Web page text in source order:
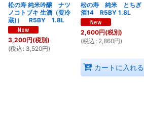
松の寿 純米吟醸 ナツ
ノコトブキ 生酒（要冷
蔵)） R5BY 1.8L
3,200円(税別)
(税込 : 3,520円)
松の寿 純米 とちぎ
酒14 R5BY 1.8L
2,600円(税別)
(税込 : 2,860円)
カートに入れる